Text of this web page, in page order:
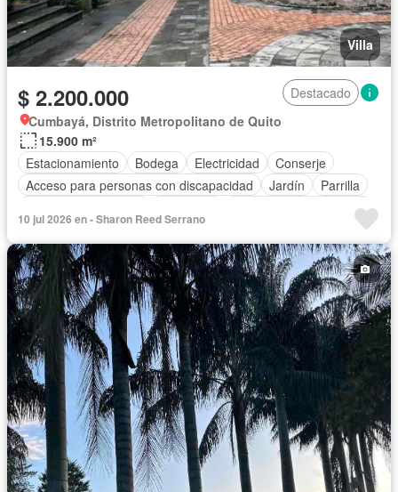
Villa
$ 2.200.000
Destacado
Cumbayá, Distrito Metropolitano de Quito
15.900 m²
Estacionamiento
Bodega Electricidad
Conserje
Acceso para personas con discapacidad
Jardín
Parrilla
Parcialmente amoblado
10 jul 2026 en - Sharon Reed Serrano